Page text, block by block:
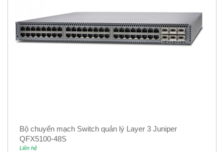
Bộ chuyển mạch Switch quản lý Layer 3 Juniper
QFX5100-48S
Liên hệ